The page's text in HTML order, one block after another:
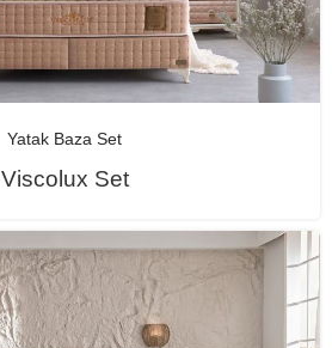
Yatak Baza Set
Viscolux Set